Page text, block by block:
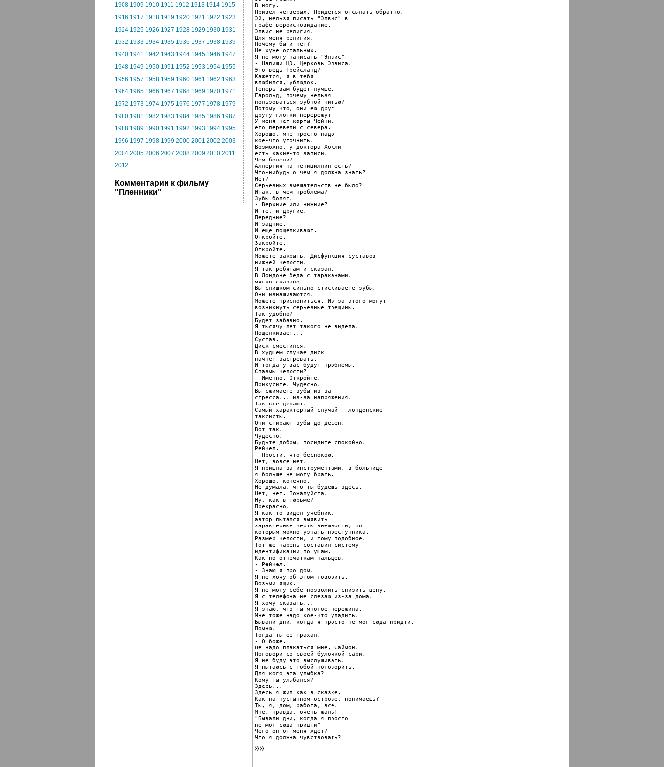
1908 1909 1910 1911 1912 1913 1914 1915
1916 1917 1918 1919 1920 1921 1922 1923
1924 1925 1926 1927 1928 1929 1930 1931
1932 1933 1934 1935 1936 1937 1938 1939
1940 1941 1942 1943 1944 1945 1946 1947
1948 1949 1950 1951 1952 1953 1954 1955
1956 1957 1958 1959 1960 1961 1962 1963
1964 1965 1966 1967 1968 1969 1970 1971
1972 1973 1974 1975 1976 1977 1978 1979
1980 1981 1982 1983 1984 1985 1986 1987
1988 1989 1990 1991 1992 1993 1994 1995
1996 1997 1998 1999 2000 2001 2002 2003
2004 2005 2006 2007 2008 2009 2010 2011
2012
Комментарии к фильму
"Пленники"
В ногу.
Привел четверых. Придется отсылать обратно.
Эй, нельзя писать "Элвис" в
графе вероисповидание.
Элвис не религия.
Для меня религия.
Почему бы и нет?
Не хуже остальных.
Я не могу написать "Элвис"
- Напиши ЦЭ. Церковь Элвиса.
Это ведь Грейсланд?
Кажется, я в тебя
влюбился, ублюдок.
Теперь вам будет лучше.
Гарольд, почему нельзя
пользоваться зубной нитью?
Потому что, они ею друг
другу глотки перережут
У меня нет карты Чейни,
его перевели с севера.
Хорошо, мне просто надо
кое-что уточнить.
Возможно, у доктора Хокли
есть какие-то записи.
Чем болели?
Аллергия на пенициллин есть?
Что-нибудь о чем я должна знать?
Нет?
Серьезных вмешательств не было?
Итак, в чем проблема?
Зубы болят.
- Верхние или нижние?
И те, и другие.
Передние?
И задние.
И еще пощелкивают.
Откройте.
Закройте.
Откройте.
Можете закрыть. Дисфункция суставов
нижней челюсти.
Я так ребятам и сказал.
В Лондоне беда с тараканами.
мягко сказано.
Вы слишком сильно стискиваете зубы.
Они изнашиваются.
Можете прислониться. Из-за этого могут
возникнуть серьезные трещины.
Так удобно?
Будет забавно.
Я тысячу лет такого не видела.
Пощелкивает...
Сустав.
Диск сместился.
В худшем случае диск
начнет застревать.
И тогда у вас будут проблемы.
Спазмы челюсти?
- Именно. Откройте.
Прикусите. Чудесно.
Вы сжимаете зубы из-за
стресса... из-за напряжения.
Так все делают.
Самый характерный случай - лондонские
таксисты.
Они стирают зубы до десен.
Вот так.
Чудесно.
Будьте добры, посидите спокойно.
Рейчел.
- Прости, что беспокою.
Нет, вовсе нет.
Я пришла за инструментами, в больнице
я больше не могу брать.
Хорошо, конечно.
Не думала, что ты будешь здесь.
Нет, нет. Пожалуйста.
Ну, как в тюрьме?
Прекрасно.
Я как-то видел учебник,
автор пытался выявить
характерные черты внешности, по
которым можно узнать преступника.
Размер челюсти, и тому подобное.
Тот же парень составил систему
идентификации по ушам.
Как по отпечаткам пальцев.
- Рейчел.
- Знаю я про дом.
Я не хочу об этом говорить.
Возьми ящик.
Я не могу себе позволить снизить цену.
Я с телефона не слезаю из-за дома.
Я хочу сказать...
Я знаю, что ты многое пережила.
Мне тоже надо кое-что уладить.
Бывали дни, когда я просто не мог сюда придти.
Помню.
Тогда ты ее трахал.
- О боже.
Не надо плакаться мне, Саймон.
Поговори со своей булочкой сари.
Я не буду это выслушивать.
Я пытаюсь с тобой поговорить.
Для кого эта улыбка?
Кому ты улыбался?
Здесь...
Здесь я жил как в сказке.
Как на пустынном острове, понимаешь?
Ты, я, дом, работа, все.
Мне, правда, очень жаль!
"Бывали дни, когда я просто
не мог сюда придти"
Чего он от меня ждет?
Что я должна чувствовать?
------------------------------